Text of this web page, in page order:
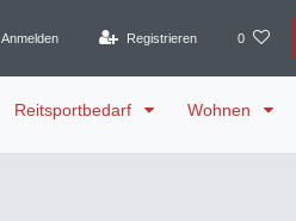
Anmelden Registrieren 0
Reitsportbedarf Wohnen